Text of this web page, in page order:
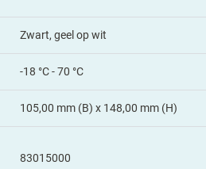
Zwart, geel op wit
-18 °C - 70 °C
105,00 mm (B) x 148,00 mm (H)
83015000